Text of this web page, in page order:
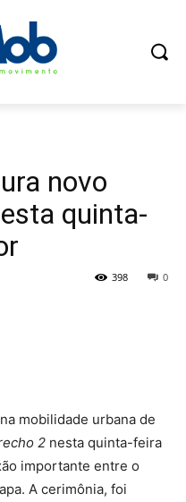
novo
quinta-
0
398
mobilidade urbana de
2 nesta quinta-feira
importante entre o
A cerimônia, foi